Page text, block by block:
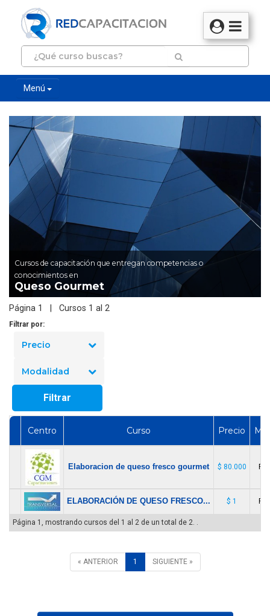
Menú
Cursos de capacitación que entregan competencias o
conocimientos en
Queso Gourmet
Página 1 | Cursos 1 al 2
Filtrar por:
Precio
Modalidad
Filtrar
Centro Curso Precio
Elaboracion de queso fresco gourmet $ 80.000
ELABORACIÓN DE QUESO FRESCO... $ 1
Página 1, mostrando cursos del 1 al 2 de un total de 2. .
« ANTERIOR 1 SIGUIENTE »